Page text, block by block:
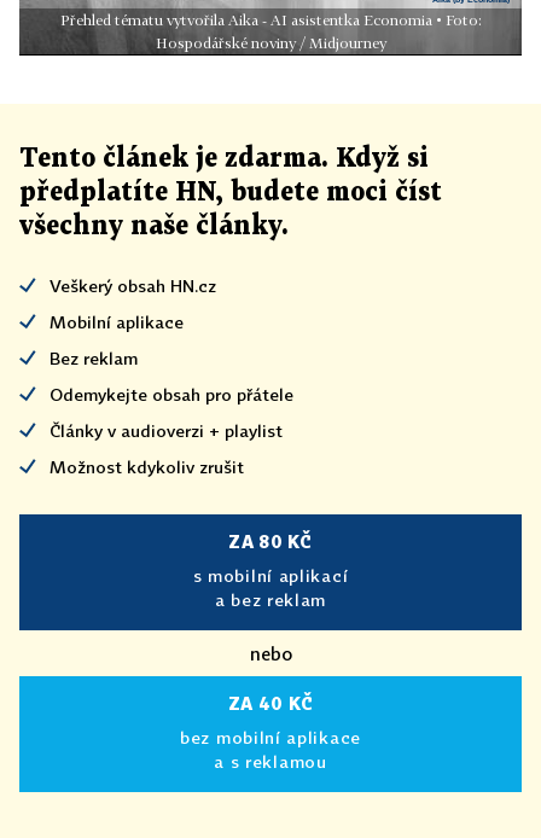
Přehled tématu vytvořila Aika - AI asistentka Economia • Foto:
Hospodářské noviny / Midjourney
Tento článek je zdarma. Když si
předplatíte HN, budete moci číst
všechny naše články.
Veškerý obsah HN.cz
Mobilní aplikace
Bez reklam
Odemykejte obsah pro přátele
Články v audioverzi + playlist
Možnost kdykoliv zrušit
ZA 80 KČ
s mobilní aplikací
a bez reklam
nebo
ZA 40 KČ
bez mobilní aplikace
a s reklamou